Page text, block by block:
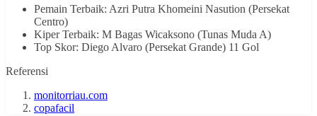
Pemain Terbaik: Azri Putra Khomeini Nasution (Persekat
Centro)
Kiper Terbaik: M Bagas Wicaksono (Tunas Muda A)
Top Skor: Diego Alvaro (Persekat Grande) 11 Gol
Referensi
monitorriau.com
copafacil